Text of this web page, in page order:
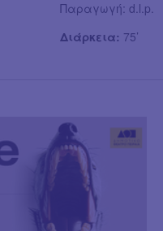
Παραγωγή: d.l.p.
Διάρκεια: 75’